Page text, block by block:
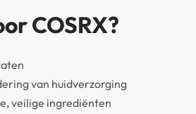
COSRX?
van huidverzorging
veilige ingrediënten